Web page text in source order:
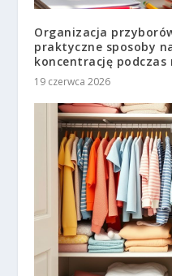
Organizacja
praktyczne sposoby
koncentrację podczas
19 czerwca 2026